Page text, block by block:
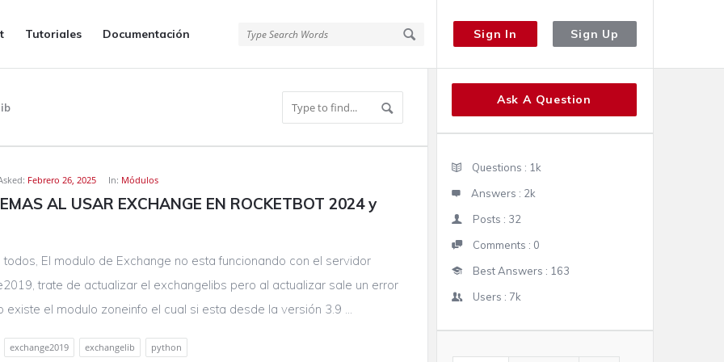
Sign In Sign Up
Tutoriales Documentación
Febrero 26, 2025 In: Módulos
AL USAR EXCHANGE EN ROCKETBOT 2024 y
todos, El modulo de Exchange no esta funcionando con el servidor
trate de actualizar el exchangelibs pero al actualizar sale un error
existe el modulo zoneinfo el cual si esta desde la versión 3.9 ...
exchange2019 exchangelib python
Sidebar
Ask A Question
Stats
Questions : 1k
Answers : 2k
Posts : 32
Comments : 0
Best Answers : 163
Users : 7k